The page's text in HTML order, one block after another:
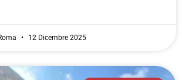
12 Dicembre 2025